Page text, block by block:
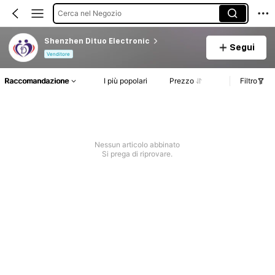
Cerca nel Negozio
Shenzhen Dituo Electronic
Venditore
Segui
Raccomandazione I più popolari Prezzo Filtro
Nessun articolo abbinato
Si prega di riprovare.